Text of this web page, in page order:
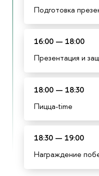
Подготовка
16:00 — 18:00
Презентация и
18:00 — 18:30
Пицца-time
18:30 — 19:00
Награждение